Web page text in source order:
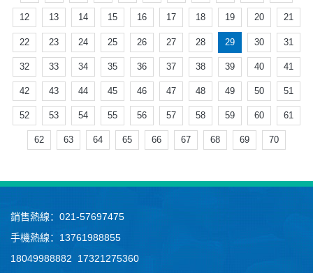
12 13 14 15 16 17 18 19 20 21
22 23 24 25 26 27 28 29 30 31
32 33 34 35 36 37 38 39 40 41
42 43 44 45 46 47 48 49 50 51
52 53 54 55 56 57 58 59 60 61
62 63 64 65 66 67 68 69 70
銷售熱線：021-57697475
手機熱線：13761988855
18049988882 17321275360